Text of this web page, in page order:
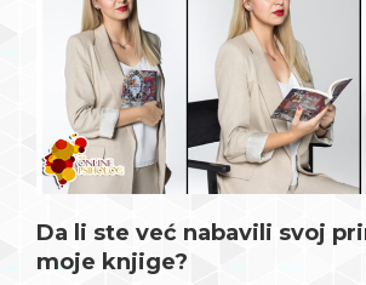
Da li ste već nabavili svoj
moje knjige?